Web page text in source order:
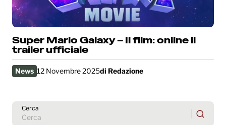
Super Mario Galaxy – Il film: online il
trailer ufficiale
News 12 Novembre 2025di Redazione
Cerca